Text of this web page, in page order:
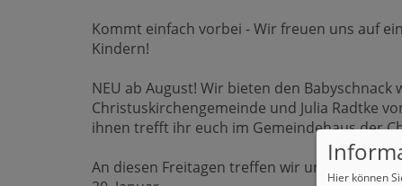
Kommt einfach vorbei - Wir freuen uns auf
Kindern!
NEU ab August! Wir bieten den
Christuskirchengemeinde und Julia Radtke
ihnen trefft ihr euch im Gemeindehaus der
An diesen Freitagen treffen wir uns von 11:00
Hier können